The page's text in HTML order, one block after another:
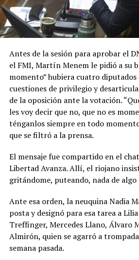
Antes de la sesión para aprobar el
el FMI, Martín Menem le pidió a su
momento” hubiera cuatro
cuestiones de privilegio y
de la oposición ante la votación.
les voy decir que no, que no es
ténganlos siempre en todo
que se filtró a la prensa.
El mensaje fue compartido en el
Libertad Avanza. Allí, el riojano
gritándome, puteando, nada de algo
Ante esa orden, la neuquina Nadia
posta y designó para esa tarea a
Treffinger, Mercedes Llano, Álvaro
Almirón, quien se agarró a
semana pasada.